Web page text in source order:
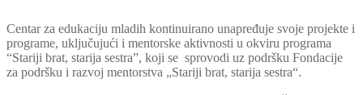
Centar za edukaciju mladih kontinuirano unapređuje svoje projekte i
programe, uključujući i mentorske aktivnosti u okviru programa
“Stariji brat, starija sestra”, koji se sprovodi uz podršku Fondacije
za podršku i razvoj mentorstva „Stariji brat, starija sestra“.